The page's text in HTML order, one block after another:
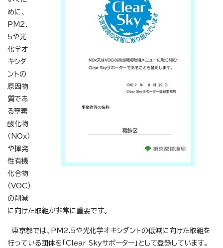
めに、
PM2.
5や光
化学オ
キシダ
ントの
原因物
質であ
る窒素
酸化物
（NOx）
や揮発
性有機
化合物
（VOC）
の削減
に向けた取組が非常に重要です。
東京都では、PM2.5や光化学オキシダントの低減に向けた取組を
行っている団体を「Clear Skyサポーター」として登録しています。